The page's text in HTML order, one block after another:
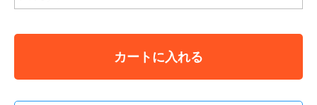
カートに入れる